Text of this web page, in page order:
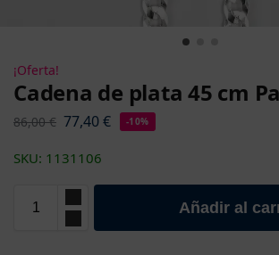
¡Oferta!
Cadena de plata 45 cm
86,00€ 77,40€ -10%
SKU: 1131106
Añadir al